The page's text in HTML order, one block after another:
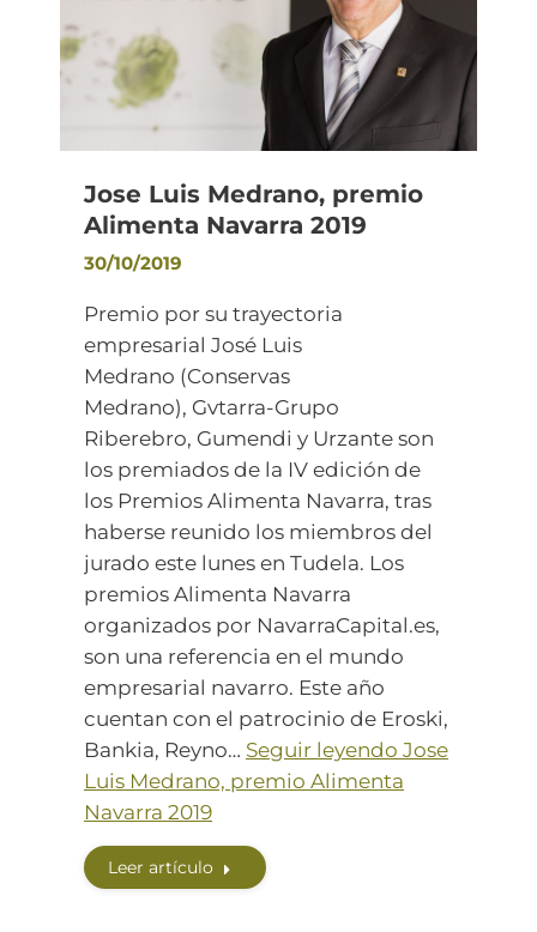
Jose Luis Medrano, premio
Alimenta Navarra 2019
30/10/2019
Premio por su trayectoria
empresarial José Luis
Medrano (Conservas
Medrano), Gvtarra-Grupo
Riberebro, Gumendi y Urzante son
los premiados de la IV edición de
los Premios Alimenta Navarra, tras
haberse reunido los miembros del
jurado este lunes en Tudela. Los
premios Alimenta Navarra
organizados por NavarraCapital.es,
son una referencia en el mundo
empresarial navarro. Este año
cuentan con el patrocinio de Eroski,
Bankia, Reyno… Seguir leyendo Jose
Luis Medrano, premio Alimenta
Navarra 2019
Leer artículo